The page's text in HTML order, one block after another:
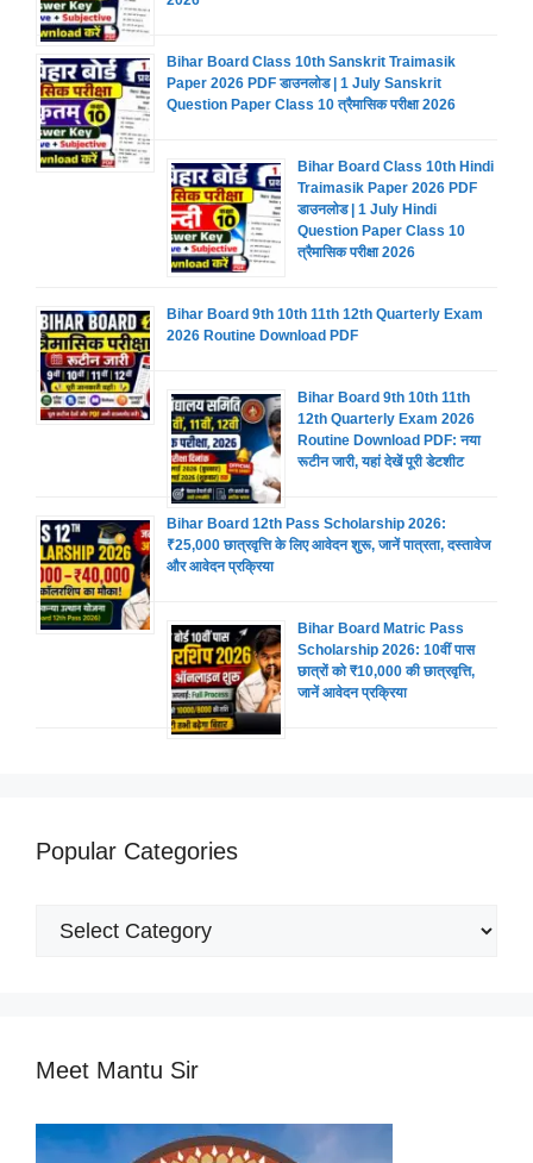
Bihar Board Class 10th Sanskrit Traimasik
Paper 2026 PDF डाउनलोड | 1 July Sanskrit
Question Paper Class 10 त्रैमासिक परीक्षा 2026
Bihar Board Class 10th Hindi
Traimasik Paper 2026 PDF
डाउनलोड | 1 July Hindi
Question Paper Class 10
त्रैमासिक परीक्षा 2026
Bihar Board 9th 10th 11th 12th Quarterly Exam
2026 Routine Download PDF
Bihar Board 9th 10th 11th
12th Quarterly Exam 2026
Routine Download PDF: नया
रूटीन जारी, यहां देखें पूरी डेटशीट
Bihar Board 12th Pass Scholarship 2026:
₹25,000 छात्रवृत्ति के लिए आवेदन शुरू, जानें पात्रता, दस्तावेज
और आवेदन प्रक्रिया
Bihar Board Matric Pass
Scholarship 2026: 10वीं पास
छात्रों को ₹10,000 की छात्रवृत्ति,
जानें आवेदन प्रक्रिया
Popular Categories
Popular
Meet Mantu Sir